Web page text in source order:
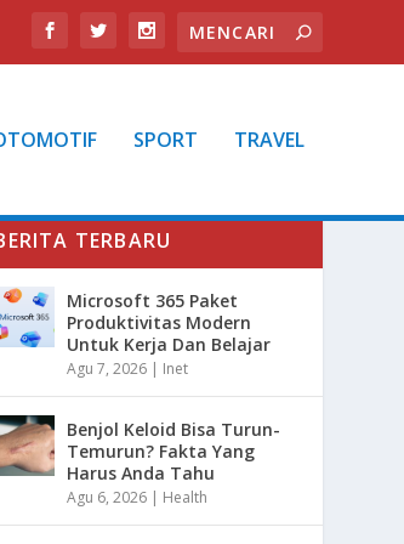
SPORT TRAVEL
TERBARU
Microsoft 365 Paket
Produktivitas Modern
Untuk Kerja Dan Belajar
Agu 7, 2026 | Inet
Benjol Keloid Bisa Turun-
Temurun? Fakta Yang
Harus Anda Tahu
Agu 6, 2026 | Health